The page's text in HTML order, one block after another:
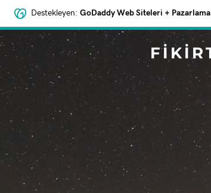
Destekleyen: GoDaddy Web Siteleri + Pazarlama